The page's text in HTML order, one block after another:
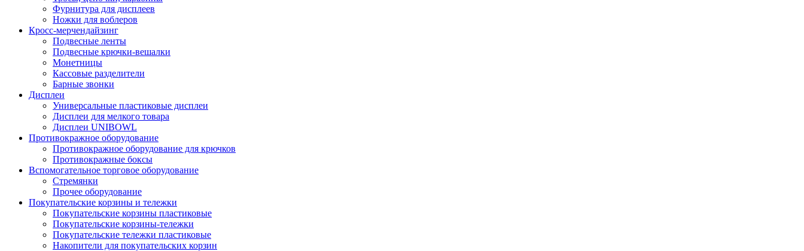
Фурнитура для дисплеев
Ножки для воблеров
Кросс-мерчендайзинг
Подвесные ленты
Подвесные крючки-вешалки
Монетницы
Кассовые разделители
Барные звонки
Дисплеи
Универсальные пластиковые дисплеи
Дисплеи для мелкого товара
Дисплеи UNIBOWL
Противокражное оборудование
Противокражное оборудование для крючков
Противокражные боксы
Вспомогательное торговое оборудование
Стремянки
Прочее оборудование
Покупательские корзины и тележки
Покупательские корзины пластиковые
Покупательские корзины-тележки
Покупательские тележки пластиковые
Накопители для покупательских корзин